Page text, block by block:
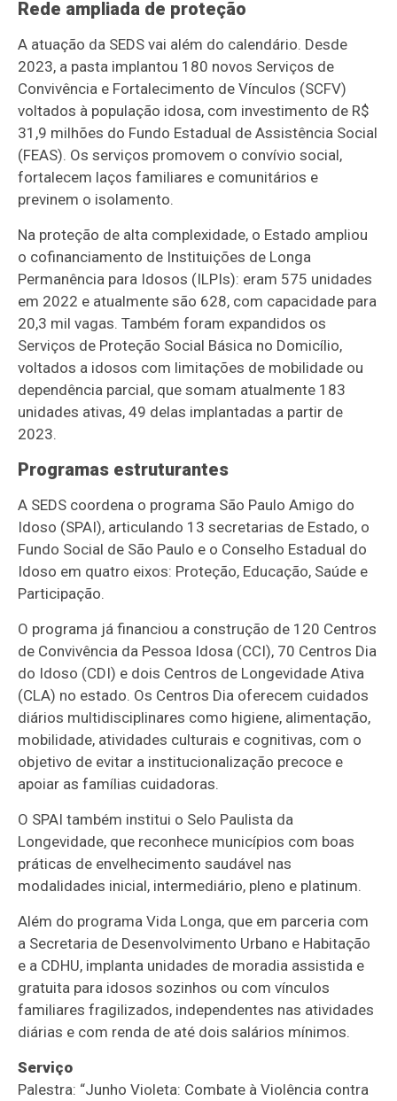
Rede ampliada de proteção
A atuação da SEDS vai além do calendário. Desde
2023, a pasta implantou 180 novos Serviços de
Convivência e Fortalecimento de Vínculos (SCFV)
voltados à população idosa, com investimento de R$
31,9 milhões do Fundo Estadual de Assistência Social
(FEAS). Os serviços promovem o convívio social,
fortalecem laços familiares e comunitários e
previnem o isolamento.
Na proteção de alta complexidade, o Estado ampliou
o cofinanciamento de Instituições de Longa
Permanência para Idosos (ILPIs): eram 575 unidades
em 2022 e atualmente são 628, com capacidade para
20,3 mil vagas. Também foram expandidos os
Serviços de Proteção Social Básica no Domicílio,
voltados a idosos com limitações de mobilidade ou
dependência parcial, que somam atualmente 183
unidades ativas, 49 delas implantadas a partir de
2023.
Programas estruturantes
A SEDS coordena o programa São Paulo Amigo do
Idoso (SPAI), articulando 13 secretarias de Estado, o
Fundo Social de São Paulo e o Conselho Estadual do
Idoso em quatro eixos: Proteção, Educação, Saúde e
Participação.
O programa já financiou a construção de 120 Centros
de Convivência da Pessoa Idosa (CCI), 70 Centros Dia
do Idoso (CDI) e dois Centros de Longevidade Ativa
(CLA) no estado. Os Centros Dia oferecem cuidados
diários multidisciplinares como higiene, alimentação,
mobilidade, atividades culturais e cognitivas, com o
objetivo de evitar a institucionalização precoce e
apoiar as famílias cuidadoras.
O SPAI também institui o Selo Paulista da
Longevidade, que reconhece municípios com boas
práticas de envelhecimento saudável nas
modalidades inicial, intermediário, pleno e platinum.
Além do programa Vida Longa, que em parceria com
a Secretaria de Desenvolvimento Urbano e Habitação
e a CDHU, implanta unidades de moradia assistida e
gratuita para idosos sozinhos ou com vínculos
familiares fragilizados, independentes nas atividades
diárias e com renda de até dois salários mínimos.
Serviço
Palestra: “Junho Violeta: Combate à Violência contra